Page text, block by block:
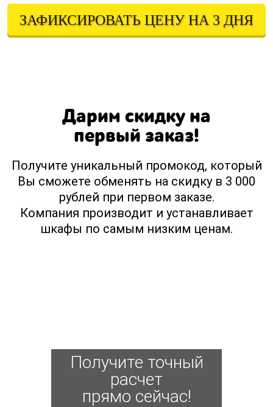
ЗАФИКСИРОВАТЬ ЦЕНУ НА 3 ДНЯ
Оставляя свои контактные данные, вы подтверждаете свое совершеннолетие,
Дарим скидку на
первый заказ!
Получите уникальный промокод, который
Вы сможете обменять на скидку в 3 000
рублей при первом заказе.
Компания производит и устанавливает
шкафы по самым низким ценам.
Получите точный
расчет
прямо сейчас!